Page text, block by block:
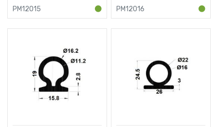
PM12015 PM12016